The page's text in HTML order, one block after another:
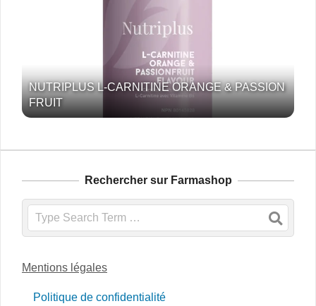
NUTRIPLUS L-CARNITINE ORANGE & PASSION
FRUIT
Rechercher sur Farmashop
Search
Mentions légales
Politique de confidentialité